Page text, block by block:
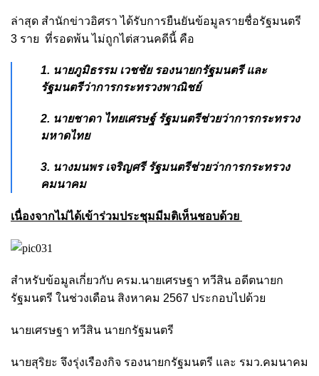
ล่าสุด สำนักข่าวอิศรา ได้รับการยืนยันข้อมูลรายชื่อรัฐมนตรี
3 ราย ที่รอดพ้น ไม่ถูกไต่สวนคดีนี้ คือ
1. นายภูมิธรรม เวชชัย รองนายกรัฐมนตรี และ
รัฐมนตรีว่าการกระทรวงพาณิชย์
2. นายชาดา ไทยเศรษฐ์ รัฐมนตรีช่วยว่าการกระทรวง
มหาดไทย
3. นางมนพร เจริญศรี รัฐมนตรีช่วยว่าการกระทรวง
คมนาคม
เนื่องจากไม่ได้เข้าร่วมประชุมมีมติเห็นชอบด้วย
สำหรับข้อมูลเกี่ยวกับ ครม.นายเศรษฐา ทวีสิน อดีตนายก
รัฐมนตรี ในช่วงเดือน สิงหาคม 2567 ประกอบไปด้วย
นายเศรษฐา ทวีสิน นายกรัฐมนตรี
นายสุริยะ จึงรุ่งเรืองกิจ รองนายกรัฐมนตรี และ รมว.คมนาคม